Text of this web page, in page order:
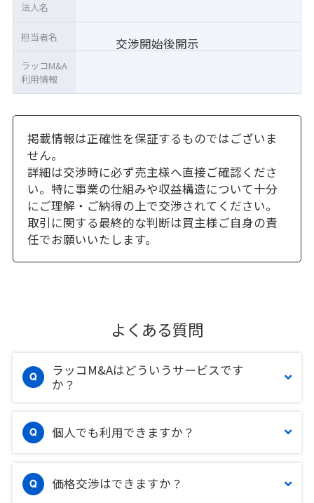
交渉開始後開示
法人名
担当者名
ラッコM&A
利用情報
掲載情報は正確性を保証するものではございま
せん。
詳細は交渉時に必ず売主様へ直接ご確認くださ
い。特に事業の仕組みや収益構造について十分
にご理解・ご納得の上で交渉されてください。
取引に関する最終的な判断は買主様ご自身の責
任でお願いいたします。
よくある質問
ラッコM&Aはどういうサービスです
か？
個人でも利用できますか？
価格交渉はできますか？